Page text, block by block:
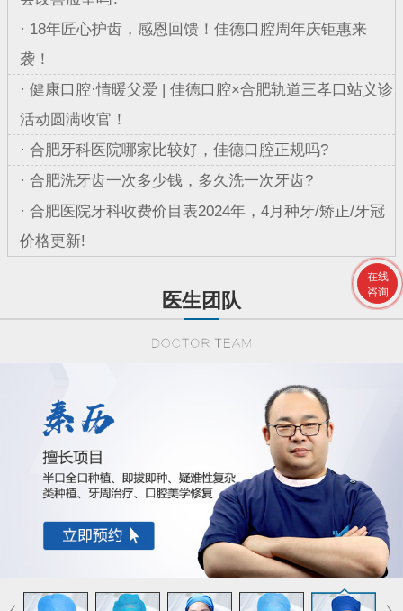
· 18年匠心护齿，感恩回馈！佳德口腔周年庆钜惠来
袭！
· 健康口腔·情暖父爱 | 佳德口腔×合肥轨道三孝口站义诊
活动圆满收官！
· 合肥牙科医院哪家比较好，佳德口腔正规吗?
· 合肥洗牙齿一次多少钱，多久洗一次牙齿?
· 合肥医院牙科收费价目表2024年，4月种牙/矫正/牙冠
价格更新!
医生团队
在线
咨询